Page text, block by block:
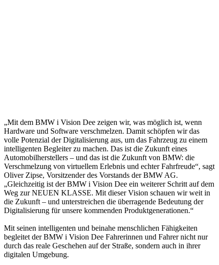
„Mit dem BMW i Vision Dee zeigen wir, was möglich ist, wenn
Hardware und Software verschmelzen. Damit schöpfen wir das
volle Potenzial der Digitalisierung aus, um das Fahrzeug zu einem
intelligenten Begleiter zu machen. Das ist die Zukunft eines
Automobilherstellers – und das ist die Zukunft von BMW: die
Verschmelzung von virtuellem Erlebnis und echter Fahrfreude“, sagt
Oliver Zipse, Vorsitzender des Vorstands der BMW AG.
„Gleichzeitig ist der BMW i Vision Dee ein weiterer Schritt auf dem
Weg zur NEUEN KLASSE. Mit dieser Vision schauen wir weit in
die Zukunft – und unterstreichen die überragende Bedeutung der
Digitalisierung für unsere kommenden Produktgenerationen.“
Mit seinen intelligenten und beinahe menschlichen Fähigkeiten
begleitet der BMW i Vision Dee Fahrerinnen und Fahrer nicht nur
durch das reale Geschehen auf der Straße, sondern auch in ihrer
digitalen Umgebung.